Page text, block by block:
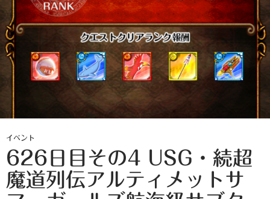
イベント
626日目その4 USG・続超
魔道列伝アルティメットサ